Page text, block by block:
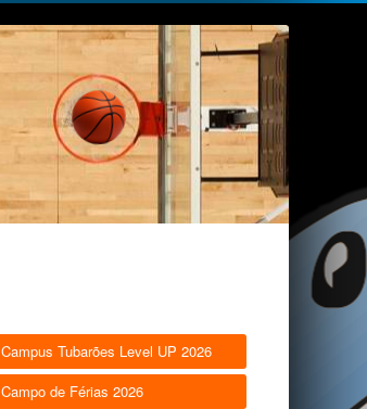
Campus Tubarões Level UP 2026
Campo de Férias 2026